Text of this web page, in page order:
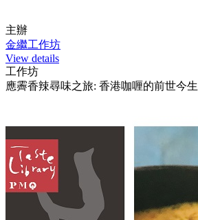
主辦
金繼工作坊
View details
工作坊
應霽香辣尋味之旅: 香港咖喱的前世今生